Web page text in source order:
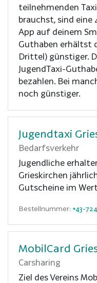
teilnehmenden
brauchst, sind eine
App auf deinem
Guthaben erhältst
Drittel) günstiger.
JugendTaxi-
bezahlen. Bei
noch günstiger.
Jugendtaxi
Bedarfsverkehr
Jugendliche
Grieskirchen
Gutscheine im
Bestellnummer: +43-
MobilCard
Carsharing
Ziel des Vereins